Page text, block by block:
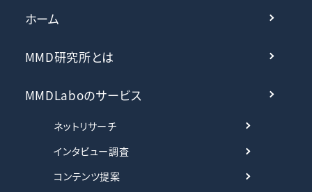
ホーム
MMD研究所とは
MMDLaboのサービス
ネットリサーチ
インタビュー調査
コンテンツ提案